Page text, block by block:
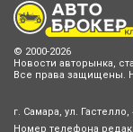
© 2000-2026
Новости авторынка,
Все права защищены.
г. Самара, ул. Гастелло,
Номер телефона